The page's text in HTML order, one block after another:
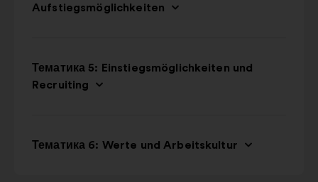
Aufstiegsmöglichkeiten
Тематика 5: Einstiegsmöglichkeiten und
Recruiting
Тематика 6: Werte und Arbeitskultur